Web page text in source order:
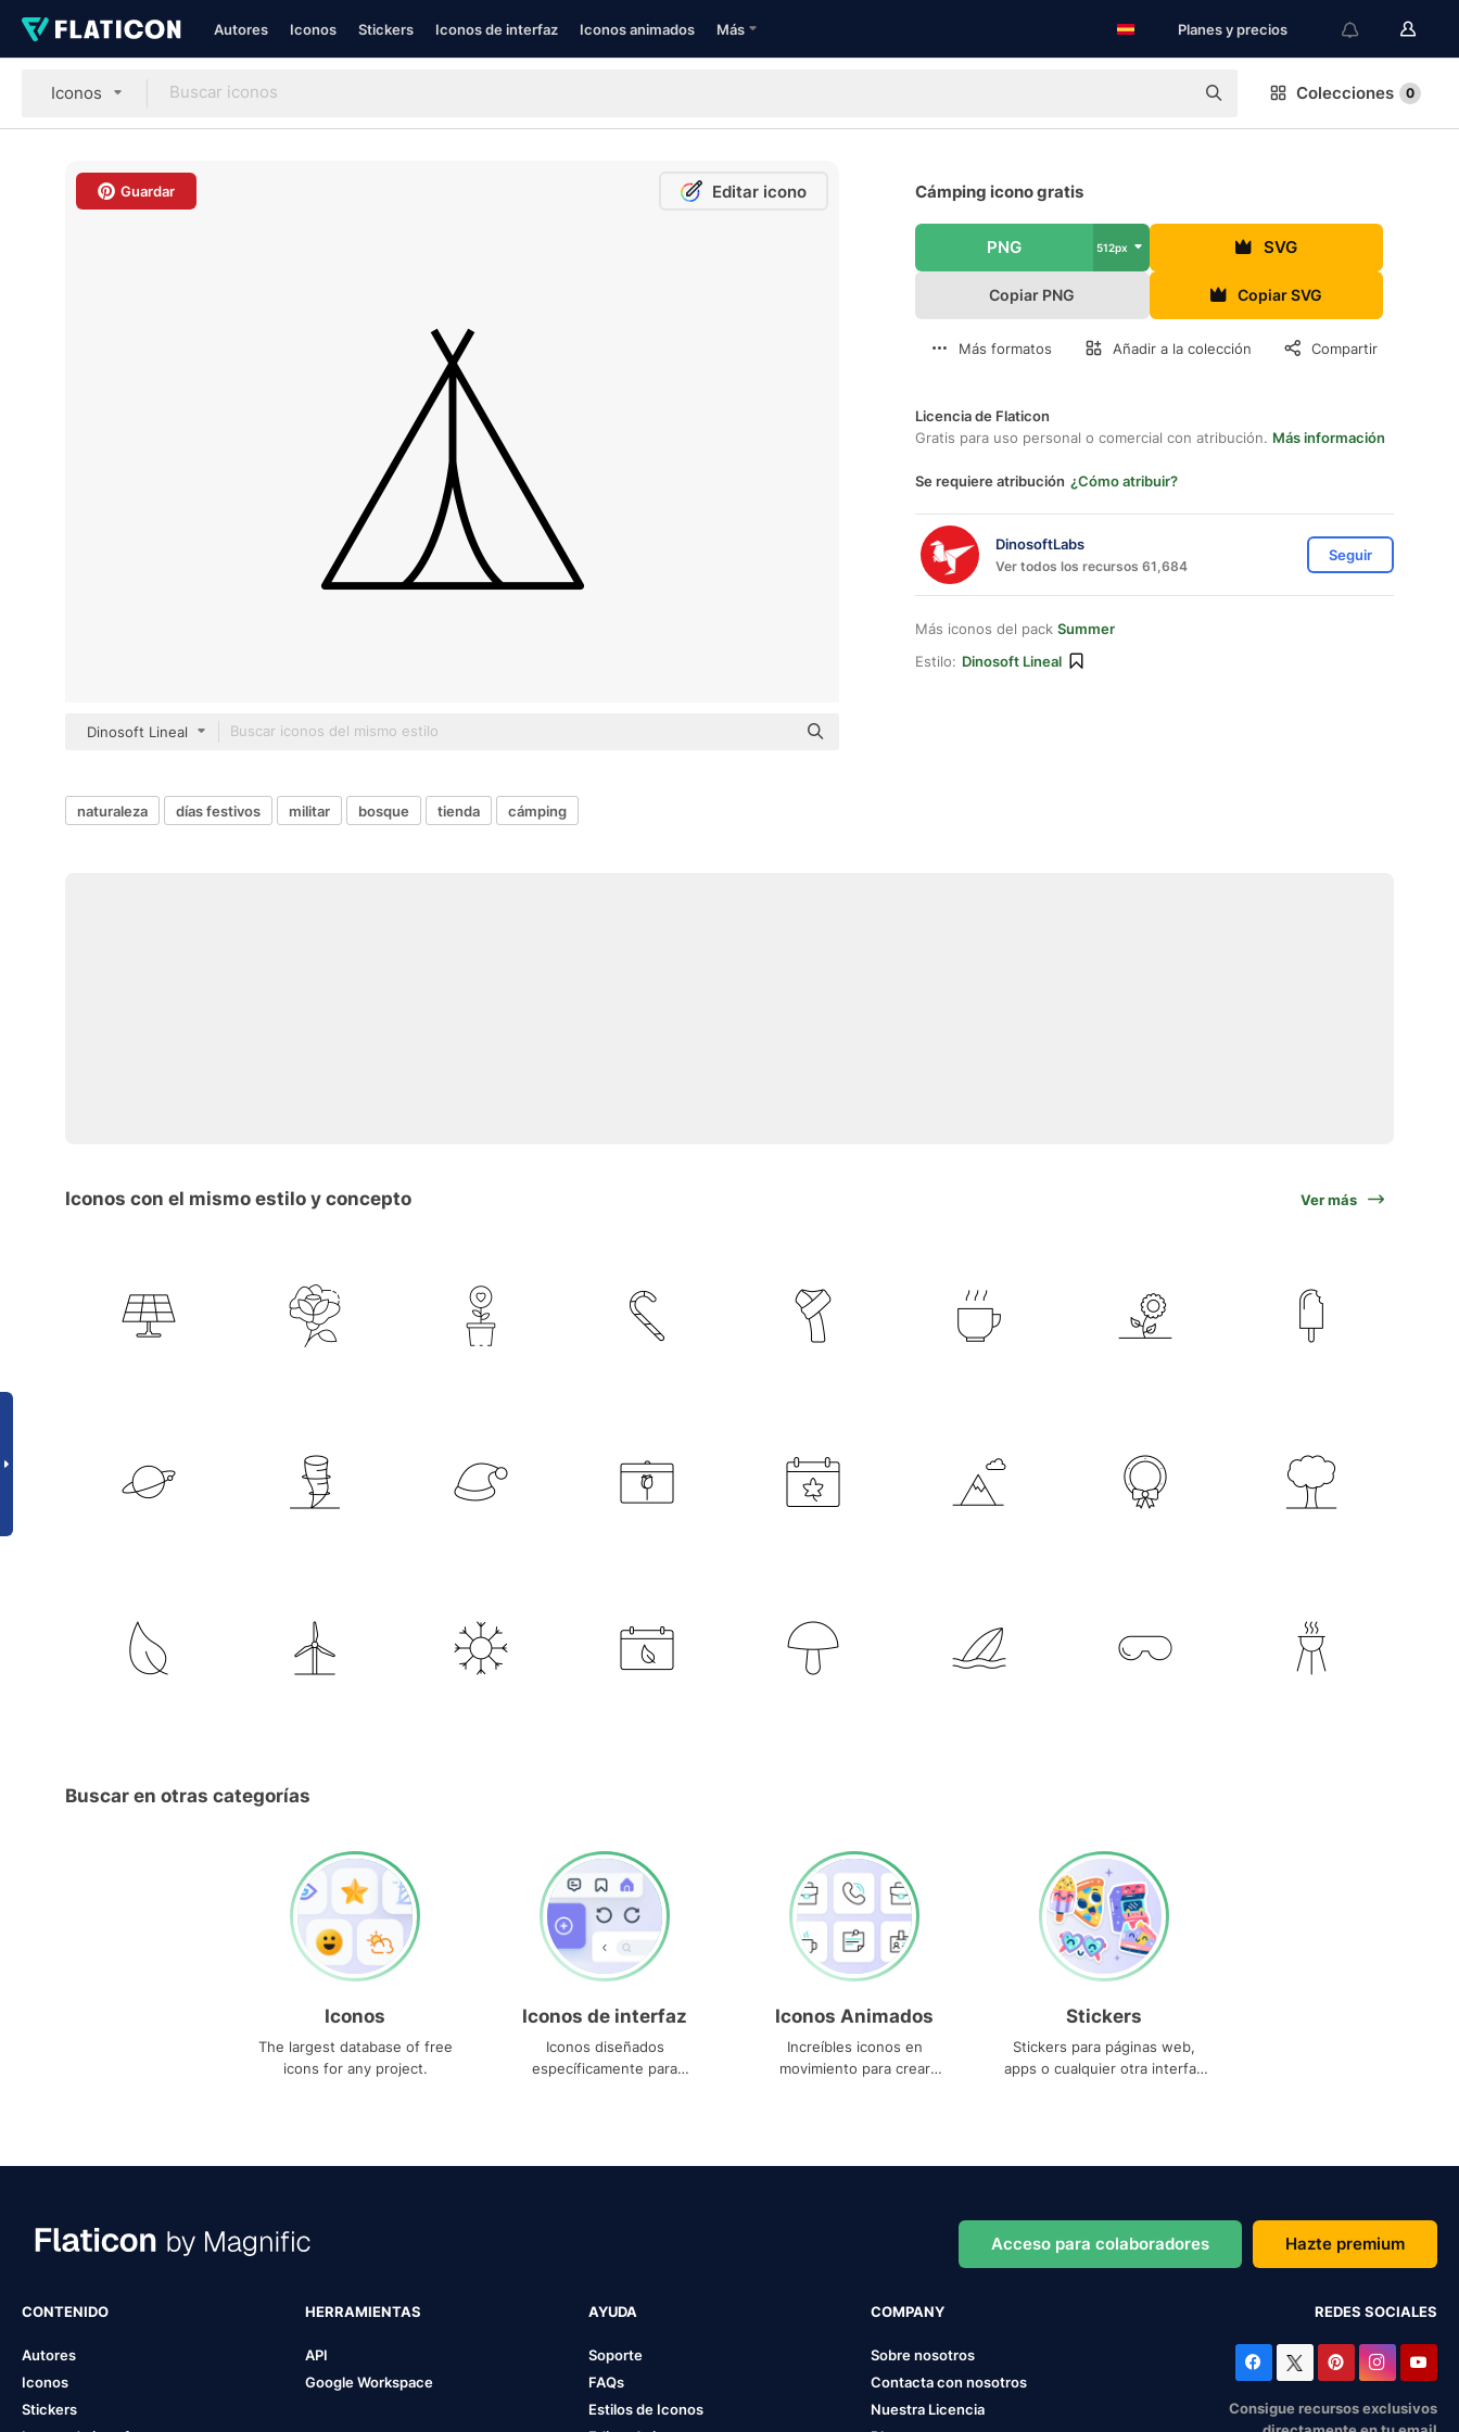
Autores Iconos Stickers Iconos de interfaz Iconos animados Más Planes y precios
Iconos Colecciones 0
Guardar Editar icono
Dinosoft Lineal
Cámping icono gratis
PNG 512px SVG
Copiar PNG Copiar SVG
Más formatos Añadir a la colección Compartir
Licencia de Flaticon
Gratis para uso personal o comercial con atribución. Más información
Se requiere atribución ¿Cómo atribuir?
DinosoftLabs
Ver todos los recursos 61,684
Seguir
Más iconos del pack Summer
Estilo: Dinosoft Lineal
naturaleza días festivos militar bosque tienda cámping
Iconos con el mismo estilo y concepto Ver más
Buscar en otras categorías
Iconos
The largest database of free
icons for any project.
Iconos de interfaz
Iconos diseñados
específicamente para
Iconos Animados
Increíbles iconos en
movimiento para crear
Stickers
Stickers para páginas web,
apps o cualquier otra interfaz
Acceso para colaboradores Hazte premium
CONTENIDO
Autores
Iconos
Stickers
HERRAMIENTAS
API
Google Workspace
AYUDA
Soporte
FAQs
Estilos de Iconos
COMPANY
Sobre nosotros
Contacta con nosotros
Nuestra Licencia
REDES SOCIALES
Consigue recursos exclusivos